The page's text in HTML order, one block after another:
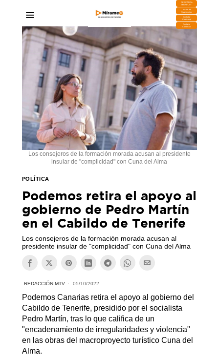
DESCARGA
MIRAPLAY
Buzón de
Sugerencias
Contratar
Publicidad
Contacto
Comercial
Los consejeros de la formación morada acusan al presidente
insular de "complicidad" con Cuna del Alma
POLÍTICA
Podemos retira el apoyo al
gobierno de Pedro Martín
en el Cabildo de Tenerife
Los consejeros de la formación morada acusan al
presidente insular de "complicidad" con Cuna del Alma
REDACCIÓN MTV 05/10/2022
Podemos Canarias retira el apoyo al gobierno del
Cabildo de Tenerife, presidido por el socialista
Pedro Martín, tras lo que califica de un
"encadenamiento de irregularidades y violencia"
en las obras del macroproyecto turístico Cuna del
Alma.